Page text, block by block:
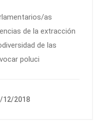
as
de la extracción
de las
poluci
12/2018